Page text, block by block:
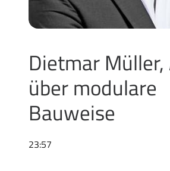
Dietmar Müller,
über modulare
Bauweise
23:57